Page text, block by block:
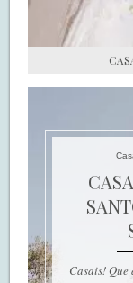
Casais!